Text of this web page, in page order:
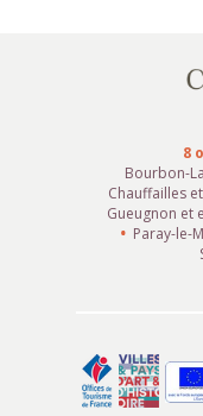
8
Bourbon-
Chauffailles
Gueugnon et
Paray-le-